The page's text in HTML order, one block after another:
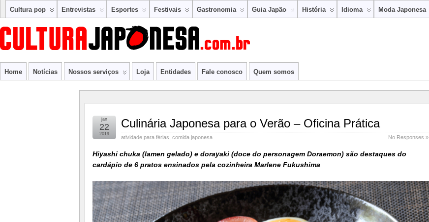
Cultura pop Entrevistas Esportes Festivais Gastronomia Guia Japão História Idioma Moda Japonesa
Home Notícias Nossos serviços Loja Entidades Fale conosco Quem somos
Culinária Japonesa para o Verão – Oficina Prática
atividade para férias comida japonesa No Responses »
jan
22
2019
Hiyashi chuka (lamen gelado) e dorayaki (doce do personagem Doraemon) são destaques do
cardápio de 6 pratos ensinados pela cozinheira Marlene Fukushima